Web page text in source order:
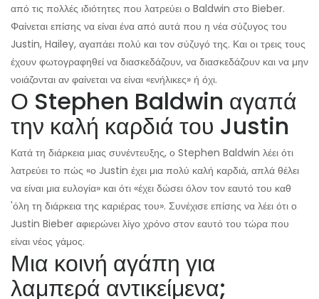
από τις πολλές ιδιότητες που λατρεύει ο Baldwin στο Bieber.
Φαίνεται επίσης να είναι ένα από αυτά που η νέα σύζυγος του
Justin, Hailey, αγαπάει πολύ και τον σύζυγό της. Και οι τρεις τους
έχουν φωτογραφηθεί να διασκεδάζουν, να διασκεδάζουν και να μην
νοιάζονται αν φαίνεται να είναι «ενήλικες» ή όχι.
Ο Stephen Baldwin αγαπά
την καλή καρδιά του Justin
Κατά τη διάρκεια μιας συνέντευξης, ο Stephen Baldwin λέει ότι
λατρεύει το πώς «ο Justin έχει μια πολύ καλή καρδιά, απλά θέλει
να είναι μια ευλογία» και ότι «έχει δώσει όλον τον εαυτό του καθ
'όλη τη διάρκεια της καριέρας του». Συνέχισε επίσης να λέει ότι ο
Justin Bieber αφιερώνει λίγο χρόνο στον εαυτό του τώρα που
είναι νέος γάμος.
Μια κοινή αγάπη για
λαμπερά αντικείμενα;